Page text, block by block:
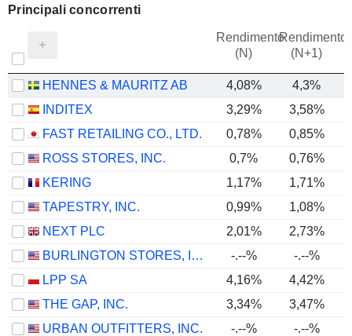
Principali concorrenti
Rendimento
(N)
Rendimento
(N+1)
HENNES & MAURITZ AB 4,08% 4,3%
INDITEX
3,29%
3,58%
FAST RETAILING CO., LTD.
0,78% 0,85%
ROSS STORES, INC.
0,7% 0,76%
KERING
1,17% 1,71%
TAPESTRY, INC.
0,99% 1,08%
NEXT PLC
2,01% 2,73%
BURLINGTON STORES, INC.
-.--% -.--%
LPP SA
4,16% 4,42%
THE GAP, INC.
3,34%
3,47%
URBAN OUTFITTERS, INC.
-.--% -.--%